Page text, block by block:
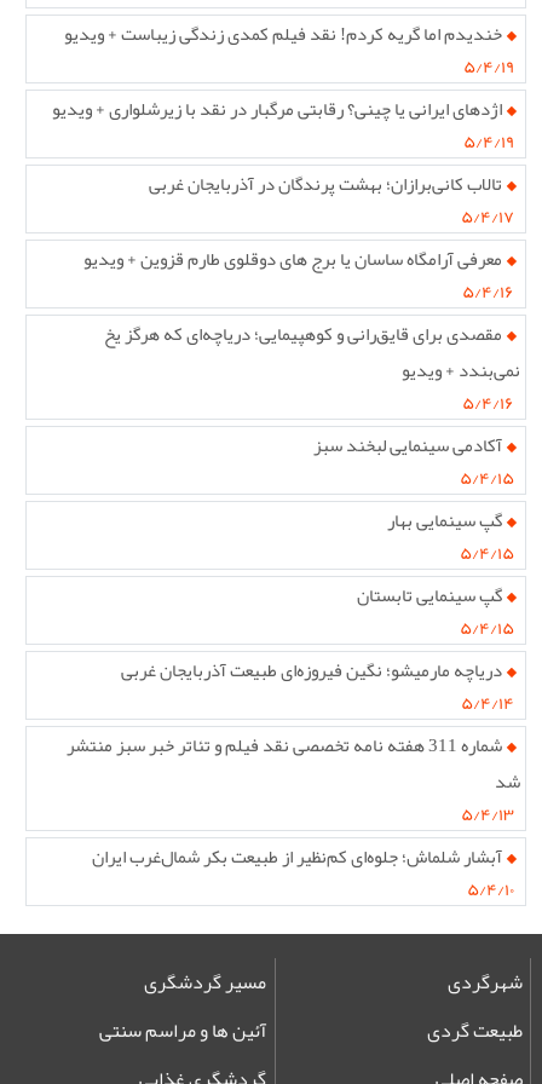
خندیدم اما گریه کردم! نقد فیلم کمدی زندگی زیباست + ویدیو
۵/۴/۱۹
اژدهای ایرانی یا چینی؟ رقابتی مرگبار در نقد با زیرشلواری + ویدیو
۵/۴/۱۹
تالاب کانی‌برازان؛ بهشت پرندگان در آذربایجان غربی
۵/۴/۱۷
معرفی آرامگاه ساسان یا برج های دوقلوی طارم قزوین + ویدیو
۵/۴/۱۶
مقصدی برای قایق‌رانی و کوهپیمایی؛ دریاچه‌ای که هرگز یخ
نمی‌بندد + ویدیو
۵/۴/۱۶
آکادمی سینمایی لبخند سبز
۵/۴/۱۵
گپ سینمایی بهار
۵/۴/۱۵
گپ سینمایی تابستان
۵/۴/۱۵
دریاچه مارمیشو؛ نگین فیروزه‌ای طبیعت آذربایجان غربی
۵/۴/۱۴
شماره 311 هفته نامه تخصصی نقد فیلم و تئاتر خبر سبز منتشر
شد
۵/۴/۱۳
آبشار شلماش؛ جلوه‌ای کم‌نظیر از طبیعت بکر شمال‌غرب ایران
۵/۴/۱۰
شهرگردی
طبیعت گردی
مسیر گردشگری
آئین ها و مراسم سنتی